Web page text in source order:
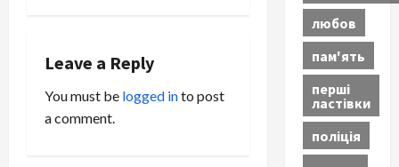
v
i
g
Leave a Reply
You must be logged into post
a comment.
любов
пам'ять
перші
ластівки
поліція